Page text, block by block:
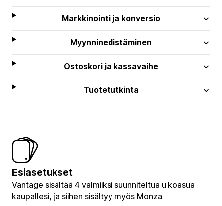
Markkinointi ja konversio
Myynninedistäminen
Ostoskori ja kassavaihe
Tuotetutkinta
Esiasetukset
Vantage sisältää 4 valmiiksi suunniteltua ulkoasua
kaupallesi, ja siihen sisältyy myös Monza